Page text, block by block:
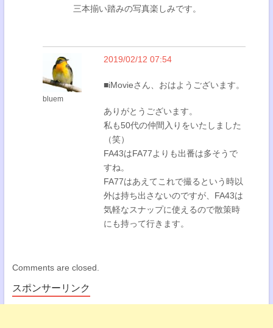
三本揃い踏みの写真楽しみです。
bluem
2019/02/12 07:54
■iMovieさん、おはようございます。
ありがとうございます。
私も50代の仲間入りをいたしました
（笑）
FA43はFA77よりも出番は多そうで
すね。
FA77はあえてこれで撮るという時以
外は持ち出さないのですが、FA43は
気軽なスナップに使えるので散策時
にも持って行きます。
Comments are closed.
スポンサーリンク